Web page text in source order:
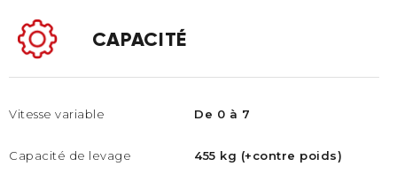
CAPACITÉ
Vitesse variable
Capacité de levage
De 0 à 7
455 kg (+contre poids)